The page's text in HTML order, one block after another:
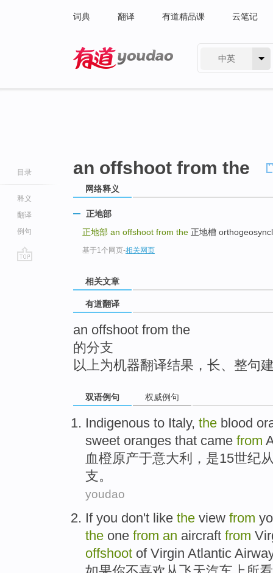
词典 翻译 有道精品课 云笔记
中英
目录
释义
翻译
例句
an offshoot from the
网络释义
正地部
正地部 an offshoot from the 正地槽
基于1个网页-相关网页
相关文章
有道翻译
an offshoot from the
的分支
以上为机器翻译结果，长、整句
双语例句 权威例句
Indigenous to Italy, the blood
sweet oranges that came from
血橙原产于意大利 ， 是15世纪
支。
youdao
If you don't like the view from
the one from an aircraft from
offshoot ofVirgin Atlantic